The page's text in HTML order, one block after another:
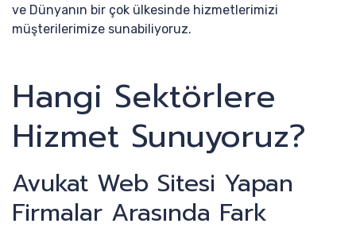
ve Dünyanın bir çok ülkesinde hizmetlerimizi
müşterilerimize sunabiliyoruz.
Hangi Sektörlere
Hizmet Sunuyoruz?
Avukat Web Sitesi Yapan
Firmalar Arasında Fark